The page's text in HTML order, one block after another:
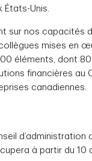
Unis.
sur nos capacités
mises en
éléments, dont
financières
canadiennes.
à partir du 10